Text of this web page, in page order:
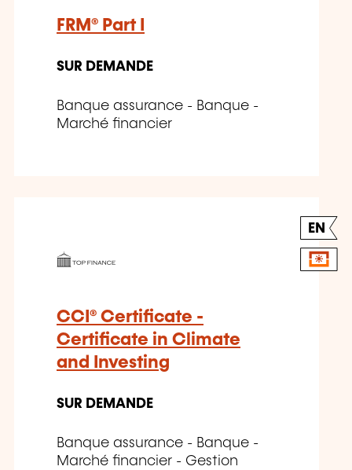
FRM® Part I
SUR DEMANDE
Banque assurance - Banque -
Marché financier
EN
CCI® Certificate -
Certificate in Climate
and Investing
SUR DEMANDE
Banque assurance - Banque -
Marché financier - Gestion